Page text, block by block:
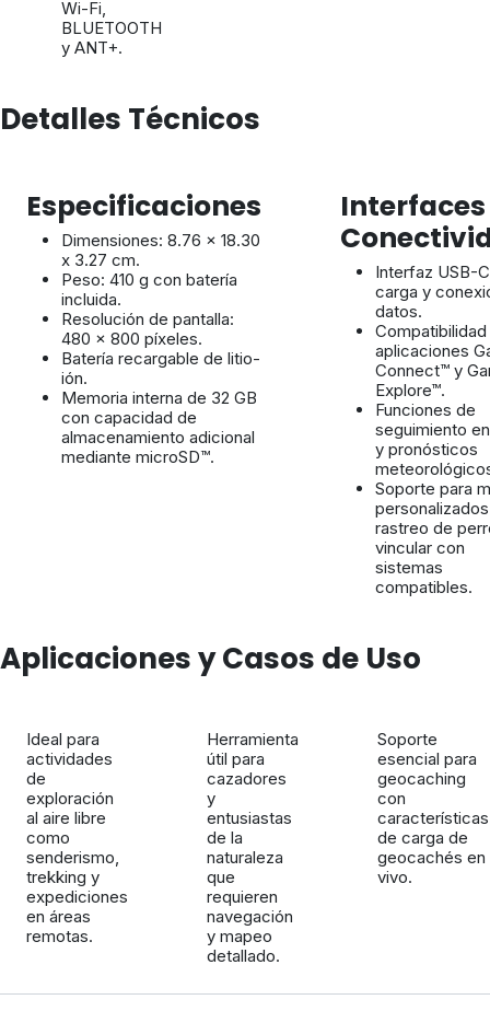
Wi-Fi,
BLUETOOTH
y ANT+.
Detalles Técnicos
Especificaciones
Dimensiones: 8.76 x 18.30
x 3.27 cm.
Peso: 410 g con batería
incluida.
Resolución de pantalla:
480 x 800 píxeles.
Batería recargable de litio-
ión.
Memoria interna de 32 GB
con capacidad de
almacenamiento adicional
mediante microSD™.
Interfaz USB-
carga y
datos.
aplicaciones
Connect™ y
Explore™.
Funciones de
seguimiento
y pronósticos
Soporte para
rastreo de
vincular con
sistemas
compatibles.
Aplicaciones y Casos de Uso
Ideal para
actividades
de
exploración
al aire libre
como
senderismo,
trekking y
expediciones
en áreas
remotas.
Herramienta
útil para
cazadores
y
entusiastas
de la
naturaleza
que
requieren
navegación
y mapeo
detallado.
Soporte
esencial para
geocaching
con
características
de carga de
geocachés en
vivo.